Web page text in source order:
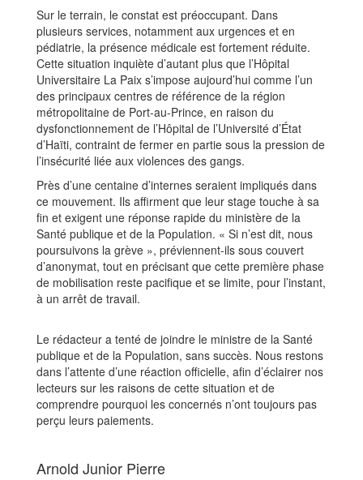
Sur le terrain, le constat est préoccupant. Dans
plusieurs services, notamment aux urgences et en
pédiatrie, la présence médicale est fortement réduite.
Cette situation inquiète d’autant plus que l’Hôpital
Universitaire La Paix s’impose aujourd’hui comme l’un
des principaux centres de référence de la région
métropolitaine de Port-au-Prince, en raison du
dysfonctionnement de l’Hôpital de l’Université d’État
d’Haïti, contraint de fermer en partie sous la pression de
l’insécurité liée aux violences des gangs.
Près d’une centaine d’internes seraient impliqués dans
ce mouvement. Ils affirment que leur stage touche à sa
fin et exigent une réponse rapide du ministère de la
Santé publique et de la Population. « Si n’est dit, nous
poursuivons la grève », préviennent-ils sous couvert
d’anonymat, tout en précisant que cette première phase
de mobilisation reste pacifique et se limite, pour l’instant,
à un arrêt de travail.
Le rédacteur a tenté de joindre le ministre de la Santé
publique et de la Population, sans succès. Nous restons
dans l’attente d’une réaction officielle, afin d’éclairer nos
lecteurs sur les raisons de cette situation et de
comprendre pourquoi les concernés n’ont toujours pas
perçu leurs paiements.
Arnold Junior Pierre